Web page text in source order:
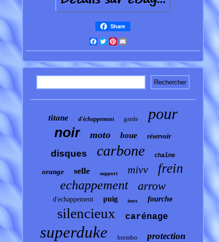
Share
Facebook
TwitterPinterest
titane d'échappement garde pour
noir moto boue réservoir
disques carbone chaîne
orange selle support mivv frein
echappement arrow
d'echappement puig inox fourche
silencieux carénage
superduke brembo protection